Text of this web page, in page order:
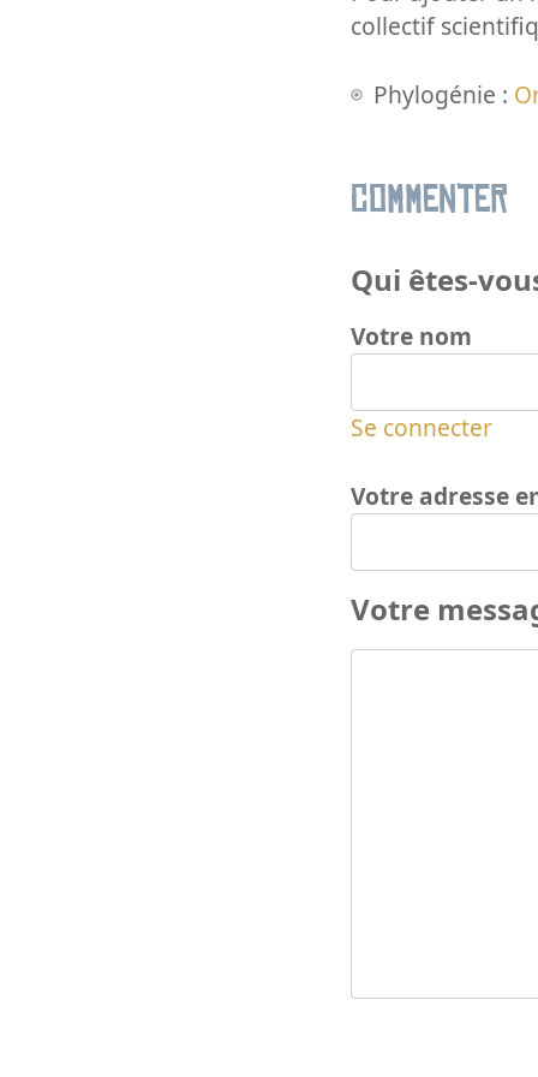
collectif
Phylogénie :
Commenter
Qui êtes-
Votre nom
Se connecter
Votre adresse
Votre